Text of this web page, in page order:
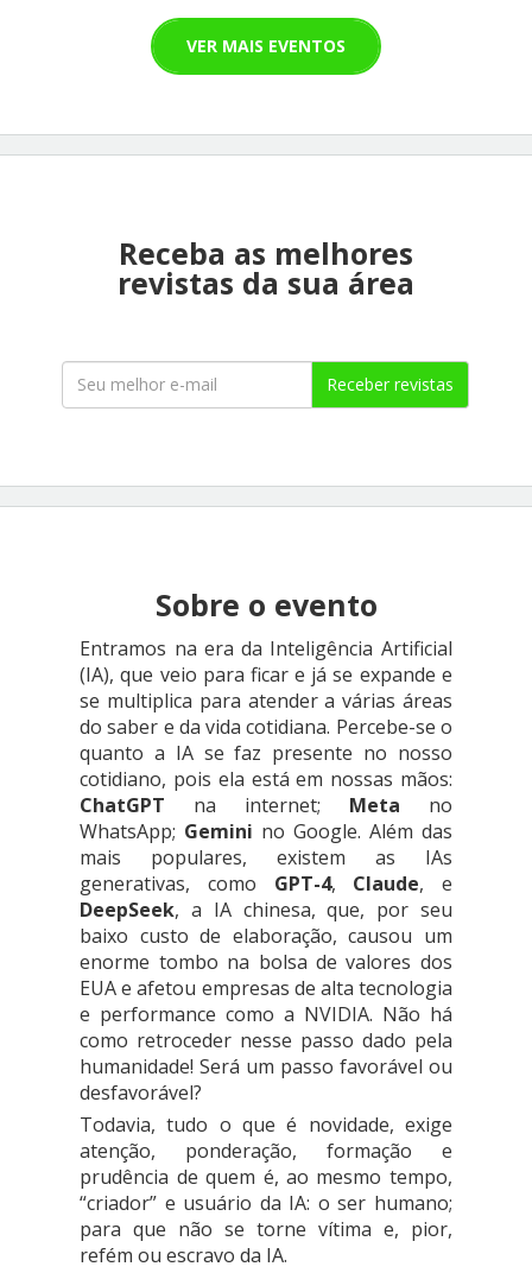
VER MAIS EVENTOS
Receba as melhores
revistas da sua área
Receber revistas
Sobre o evento
Entramos na era da Inteligência Artificial
(IA), que veio para ficar e já se expande e
se multiplica para atender a várias áreas
do saber e da vida cotidiana. Percebe-se o
quanto a IA se faz presente no nosso
cotidiano, pois ela está em nossas mãos:
ChatGPT na internet; Meta no
WhatsApp; Gemini no Google. Além das
mais populares, existem as IAs
generativas, como GPT-4, Claude, e
DeepSeek, a IA chinesa, que, por seu
baixo custo de elaboração, causou um
enorme tombo na bolsa de valores dos
EUA e afetou empresas de alta tecnologia
e performance como a NVIDIA. Não há
como retroceder nesse passo dado pela
humanidade! Será um passo favorável ou
desfavorável?
Todavia, tudo o que é novidade, exige
atenção, ponderação, formação e
prudência de quem é, ao mesmo tempo,
“criador” e usuário da IA: o ser humano;
para que não se torne vítima e, pior,
refém ou escravo da IA.